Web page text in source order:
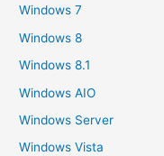
Windows 7
Windows 8
Windows 8.1
Windows AIO
Windows Server
Windows Vista